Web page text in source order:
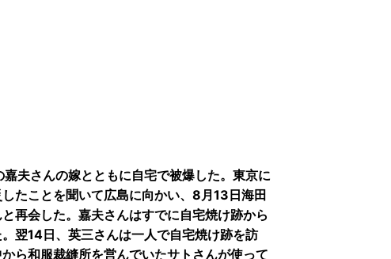
夫さんの嫁とともに自宅で被爆した。東京に
たことを聞いて広島に向かい、8月13日海田
再会した。嘉夫さんはすでに自宅焼け跡から
翌14日、英三さんは一人で自宅焼け跡を訪
ら和服裁縫所を営んでいたサトさんが使って